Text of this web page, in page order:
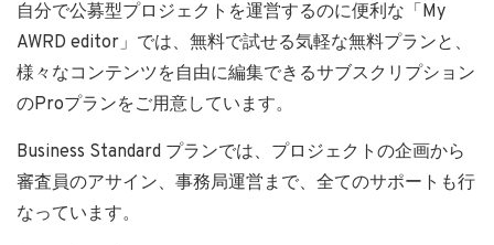
自分で公募型プロジェクトを運営するのに便利な「My
AWRD editor」では、無料で試せる気軽な無料プランと、
様々なコンテンツを自由に編集できるサブスクリプション
のProプランをご用意しています。
Business Standard プランでは、プロジェクトの企画から
審査員のアサイン、事務局運営まで、全てのサポートも行
なっています。